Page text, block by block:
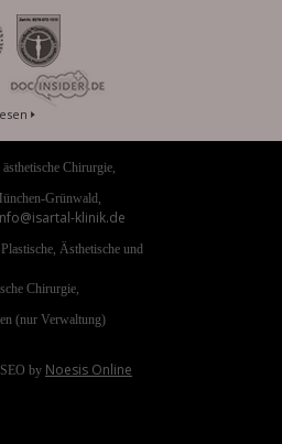
Chirurgie,
Grünwald,
klinik.de
Ästhetische und
Chirurgie,
(nur Verwaltung)
by Noesis Online